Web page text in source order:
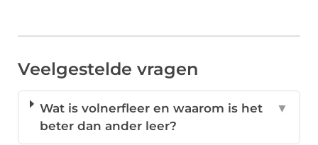
Veelgestelde vragen
Wat is volnerfleer en waarom is het
beter dan ander leer?
▼